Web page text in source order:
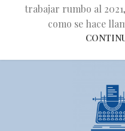
trabajar rumbo al
como se hace